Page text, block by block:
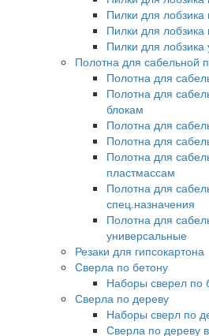
Пилки для
Пилки для
Пилки для
Полотна для сабельной
Полотна для
Полотна для
блокам
Полотна для
Полотна для
Полотна для
пластмассам
Полотна для
спец.назначения
Полотна для
универсальные
Резаки для гипсокартона
Сверла по бетону
Наборы сверел по
Сверла по дереву
Наборы сверл по
Сверла по дереву